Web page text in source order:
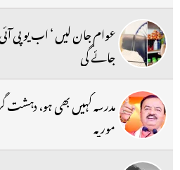
عوام جان لیں ‘ اب یو پی
جائے گی
مدرسہ کہیں بھی ہو، دہشت
موریہ